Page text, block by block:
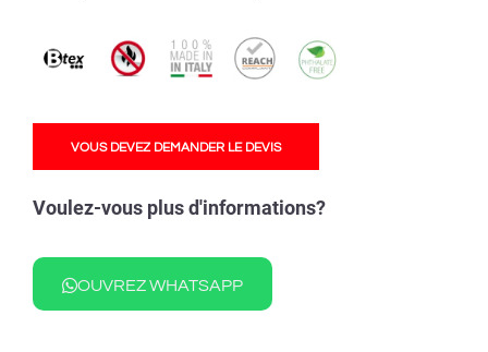
VOUS DEVEZ DEMANDER LE DEVIS
Voulez-vous plus d'informations?
OUVREZ WHATSAPP